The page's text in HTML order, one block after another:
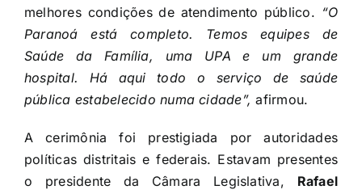
melhores condições de atendimento público. “O
Paranoá está completo. Temos equipes de
Saúde da Família, uma UPA e um grande
hospital. Há aqui todo o serviço de saúde
pública estabelecido numa cidade”,afirmou.
A cerimônia foi prestigiada por autoridades
políticas distritais e federais. Estavam presentes
o presidente da Câmara Legislativa, Rafael